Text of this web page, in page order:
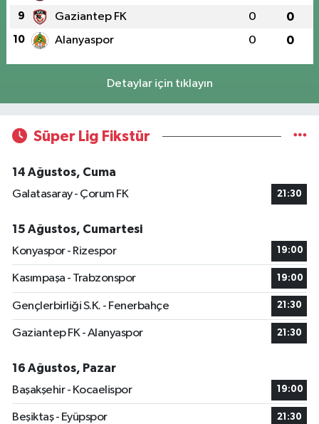
9 Gaziantep FK 0 0
10 Alanyaspor 0 0
Detaylar için tıklayın
Süper Lig Fikstür
14 Ağustos, Cuma
Galatasaray - Çorum FK
21:30
15 Ağustos, Cumartesi
Konyaspor - Rizespor
19:00
Kasımpaşa - Trabzonspor 19:00
Gençlerbirliği S.K. - Fenerbahçe 21:30
Gaziantep FK - Alanyaspor 21:30
16 Ağustos, Pazar
Başakşehir - Kocaelispor
19:00
Beşiktaş - Eyüpspor 21:30